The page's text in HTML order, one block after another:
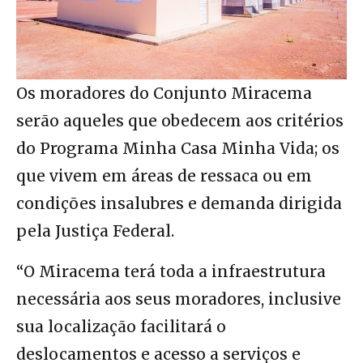
Os moradores do Conjunto Miracema
serão aqueles que obedecem aos critérios
do Programa Minha Casa Minha Vida; os
que vivem em áreas de ressaca ou em
condições insalubres e demanda dirigida
pela Justiça Federal.
“O Miracema terá toda a infraestrutura
necessária aos seus moradores, inclusive
sua localização facilitará o
deslocamentos e acesso a serviços e